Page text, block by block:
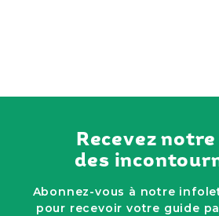
Recevez
des
Abonnez-vous à notre
pour recevoir votre guide